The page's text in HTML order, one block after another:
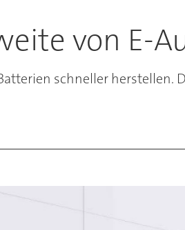
von E-
schneller herstellen.